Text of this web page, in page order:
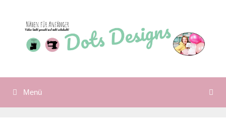
springen
Menü